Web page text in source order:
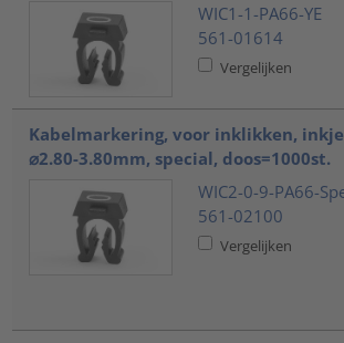
WIC1-1-PA66-YE
561-01614
Vergelijken
Kabelmarkering, voor inklikken,
⌀2.80-3.80mm, special, doos=1000st.
WIC2-0-9-PA66-
561-02100
Vergelijken